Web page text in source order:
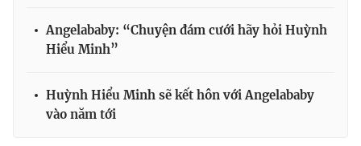
Email:toasoan@vtv.vn
Liên hệ quảng cáo:
Angelababy: “Chuyện đám cưới hãy hỏi Huỳnh
Hiểu Minh”
Huỳnh Hiểu Minh sẽ kết hôn với Angelababy
vào năm tới